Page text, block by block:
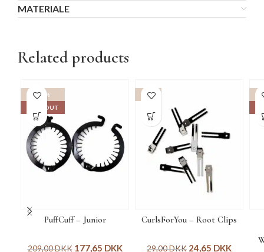
MATERIALE
Related products
-15%
SOLD OUT
PuffCuff – Junior
209,00DKK 177,65 DKK
-15%
CurlsForYou – Root Clips
29,00DKK 24,65 DKK